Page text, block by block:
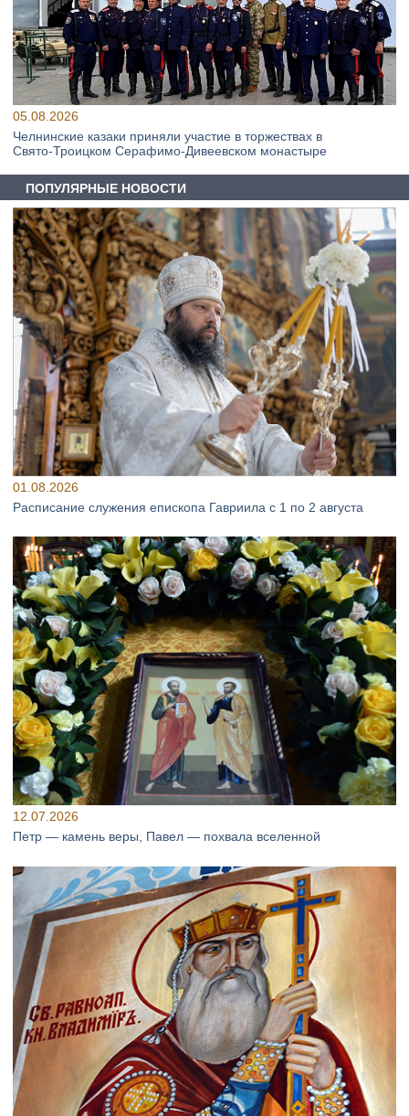
05.08.2026
Челнинские казаки приняли участие в торжествах в
Свято‑Троицком Серафимо‑Дивеевском монастыре
ПОПУЛЯРНЫЕ НОВОСТИ
01.08.2026
Расписание служения епископа Гавриила с 1 по 2 августа
12.07.2026
Петр — камень веры, Павел — похвала вселенной